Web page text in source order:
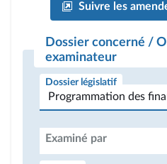
Suivre les
Dossier concerné /
examinateur
Dossier législatif
Examiné par